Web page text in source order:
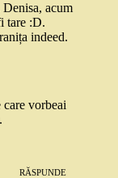
acum
tare :D.
indeed.
care vorbeai
RĂSPUNDE